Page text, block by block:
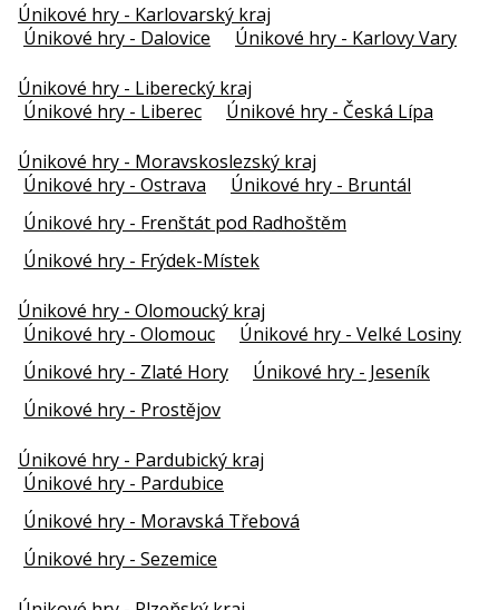
Únikové hry - Karlovarský kraj
Únikové hry - Dalovice
Únikové hry - Karlovy Vary
Únikové hry - Liberecký kraj
Únikové hry - Liberec
Únikové hry - Česká Lípa
Únikové hry - Moravskoslezský kraj
Únikové hry - Ostrava
Únikové hry - Bruntál
Únikové hry - Frenštát pod Radhoštěm
Únikové hry - Frýdek-Místek
Únikové hry - Olomoucký kraj
Únikové hry - Olomouc
Únikové hry - Velké Losiny
Únikové hry - Zlaté Hory
Únikové hry - Jeseník
Únikové hry - Prostějov
Únikové hry - Pardubický kraj
Únikové hry - Pardubice
Únikové hry - Moravská Třebová
Únikové hry - Sezemice